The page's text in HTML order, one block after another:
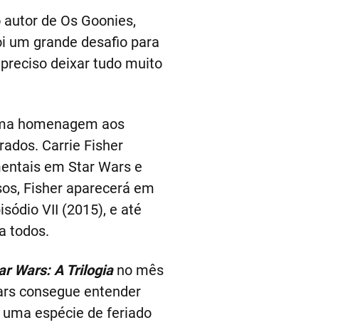
de Os Goonies,
um grande desafio para
deixar tudo muito
homenagem aos
Carrie Fisher
em Star Wars e
Fisher aparecerá em
VII (2015), e até
todos.
Wars: A Trilogiano mês
consegue entender
espécie de feriado